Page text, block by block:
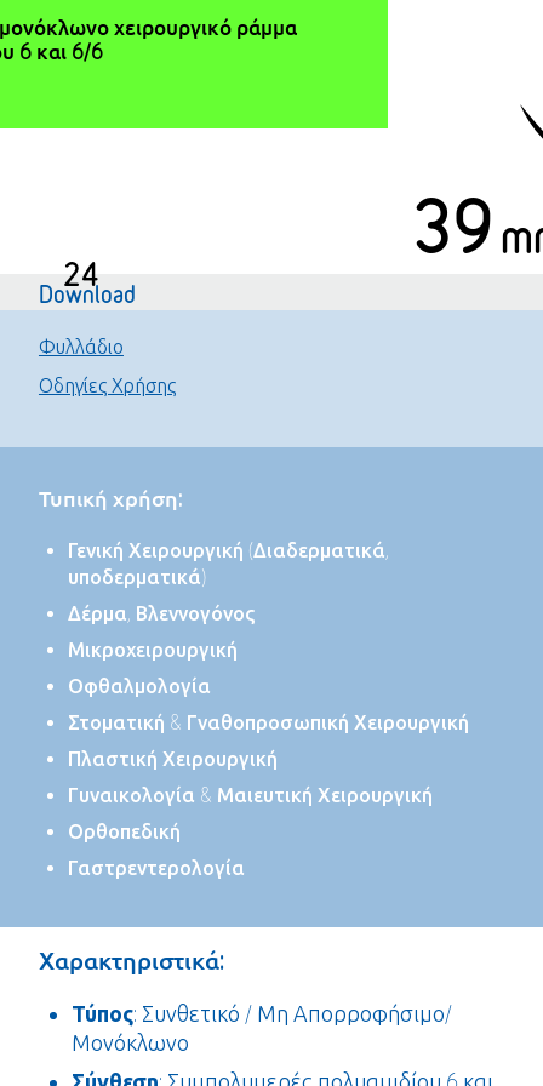
39
χειρουργικό ράμμα
6 και 6/6
24
Download
Φυλλάδιο
Οδηγίες Χρήσης
Τυπική χρήση:
Γενική Χειρουργική (Διαδερματικά,
υποδερματικά)
Δέρμα, Βλεννογόνος
Μικροχειρουργική
Οφθαλμολογία
Στοματική & Γναθοπροσωπική Χειρουργική
Πλαστική Χειρουργική
Γυναικολογία & Μαιευτική Χειρουργική
Ορθοπεδική
Γαστρεντερολογία
Χαρακτηριστικά:
Τύπος: Συνθετικό / Μη Απορροφήσιμο/
Μονόκλωνο